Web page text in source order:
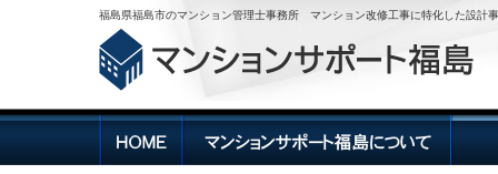
福島県福島市のマンション管理士事務所 マンション改修工事に特化した設計